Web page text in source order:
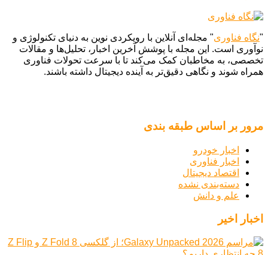
"نگاه فناوری" مجله‌ای آنلاین با رویکردی نوین به دنیای تکنولوژی و
نوآوری است. این مجله با پوشش آخرین اخبار، تحلیل‌ها و مقالات
تخصصی، به مخاطبان کمک می‌کند تا با سرعت تحولات فناوری
همراه شوند و نگاهی دقیق‌تر به آینده دیجیتال داشته باشند.
مرور بر اساس طبقه بندی
اخبار خودرو
اخبار فناوری
اقتصاد دیجیتال
دسته‌بندی نشده
علم و دانش
اخبار اخیر